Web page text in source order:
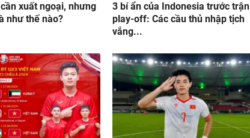
xuất ngoại, nhưng
như thế nào?
3 bí ẩn của Indonesia trước trận
play-off: Các cầu thủ nhập tịch
vắng...